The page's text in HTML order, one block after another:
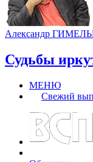
Александр
Судьбы
МЕНЮ
Свежий